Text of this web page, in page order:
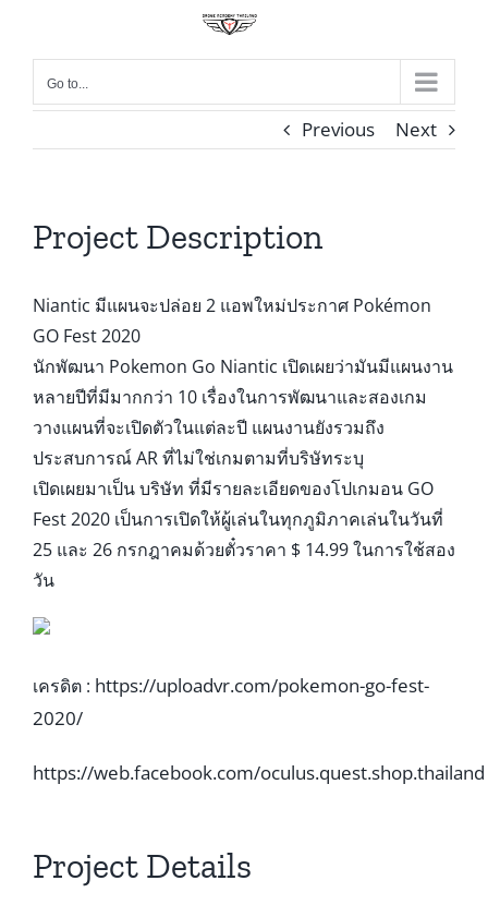
contentGo to...
Previous Next
Project Description
Niantic มีแผนจะปล่อย 2 แอพใหม่ประกาศ Pokémon
GO Fest 2020
นักพัฒนา Pokemon Go Niantic เปิดเผยว่ามันมีแผนงาน
หลายปีที่มีมากกว่า 10 เรื่องในการพัฒนาและสองเกม
วางแผนที่จะเปิดตัวในแต่ละปี แผนงานยังรวมถึง
ประสบการณ์ AR ที่ไม่ใช่เกมตามที่บริษัทระบุ
เปิดเผยมาเป็น บริษัท ที่มีรายละเอียดของโปเกมอน GO
Fest 2020 เป็นการเปิดให้ผู้เล่นในทุกภูมิภาคเล่นในวันที่
25 และ 26 กรกฎาคมด้วยตั๋วราคา $ 14.99 ในการใช้สอง
วัน
เครดิต : https://uploadvr.com/pokemon-go-fest-
2020/
https://web.facebook.com/oculus.quest.shop.thailand
Project Details